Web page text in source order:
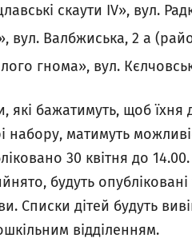
скаути IV», вул.
вул. Валбжиська, 2 а
гнома», вул.
які бажатимуть, щоб
набору, матимуть
30 квітня до
будуть
Списки дітей будуть
відділенням.